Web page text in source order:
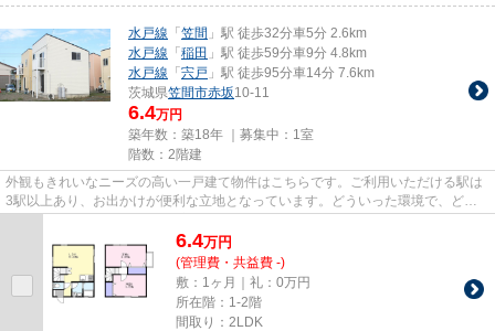
水戸線 「笠間 」駅 徒歩32分車5分 2.6km
水戸線 「稲田 」駅 徒歩59分車9分 4.8km
水戸線 「宍戸 」駅 徒歩95分車14分 7.6km
茨城県笠間市赤坂10-11
6.4万円
築年数：築18年 ｜募集中： 1室
階数：2階建
外観もきれいなニーズの高い一戸建て物件はこちらです。ご利用いただける駅は
3駅以上あり、お出かけが便利な立地となっています。どういった環境で、どん
な条件を望んでいるのか、お客...
6.4万円
(管理費・共益費 -)
敷：1ヶ月｜礼：0万円
所在階：1-2階
間取り：2LDK